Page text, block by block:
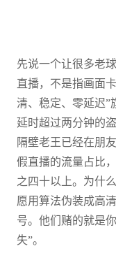
先说一个让很多老
直播，不是指画面
清、稳定、零延迟”
延时超过两分钟的
隔壁老王已经在朋
假直播的流量占比
之四十以上。为什
愿用算法伪装成高
号。他们赌的就是
失”。